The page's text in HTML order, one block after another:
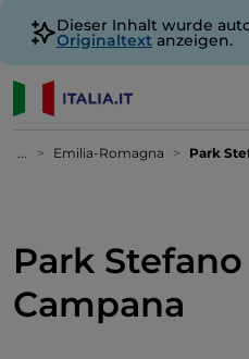
Dieser Inhalt wurde
Originaltext anzeigen.
... Emilia-Romagna Park
Park Stefano
Campana